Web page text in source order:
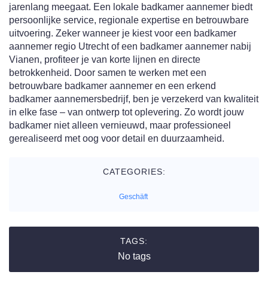
jarenlang meegaat. Een lokale badkamer aannemer biedt
persoonlijke service, regionale expertise en betrouwbare
uitvoering. Zeker wanneer je kiest voor een badkamer
aannemer regio Utrecht of een badkamer aannemer nabij
Vianen, profiteer je van korte lijnen en directe
betrokkenheid. Door samen te werken met een
betrouwbare badkamer aannemer en een erkend
badkamer aannemersbedrijf, ben je verzekerd van kwaliteit
in elke fase – van ontwerp tot oplevering. Zo wordt jouw
badkamer niet alleen vernieuwd, maar professioneel
gerealiseerd met oog voor detail en duurzaamheid.
CATEGORIES:
Geschäft
TAGS:
No tags